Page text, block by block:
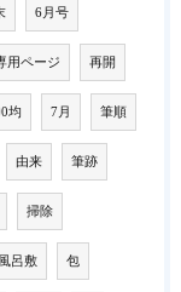
6月号
用ページ 再開
均 7月 筆順
由来 筆跡
掃除
風呂敷 包